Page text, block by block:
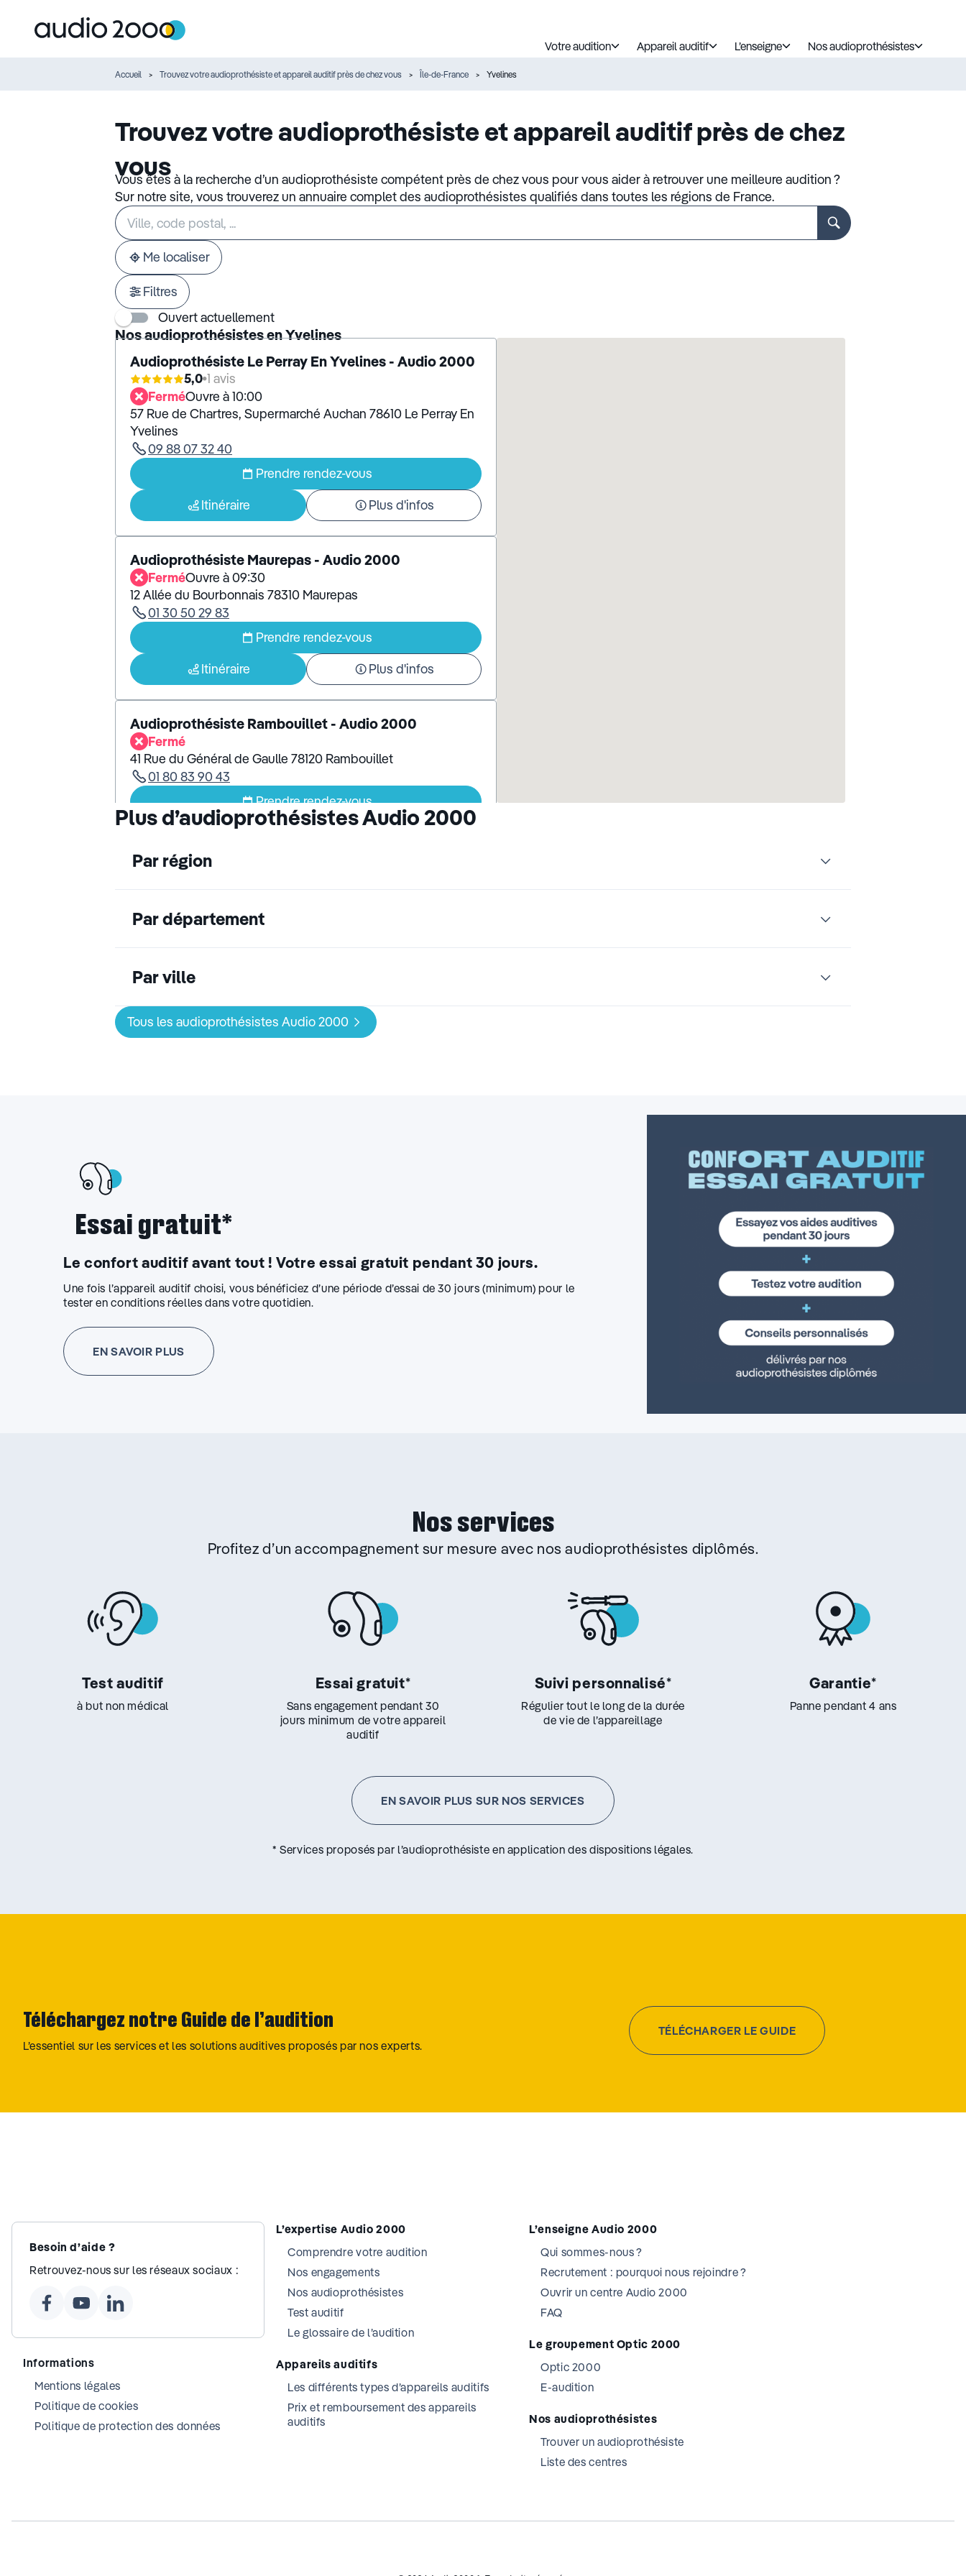
Votre audition Appareil auditif L’enseigne Nos audioprothésistes
Accueil Trouvez votre audioprothésiste et appareil auditif près de chez vous Île-de-France Yvelines
Trouvez votre audioprothésiste et appareil auditif près de chez
vous
Vous êtes à la recherche d’un audioprothésiste compétent près de chez vous pour vous aider à retrouver une meilleure audition ?
Sur notre site, vous trouverez un annuaire complet des audioprothésistes qualifiés dans toutes les régions de France.
Veuillez
renseigner
une
adresse
Me localiser
Filtres
Ouvert actuellement
Nos audioprothésistes en Yvelines
Audioprothésiste Le Perray En Yvelines - Audio 2000
5,0 1 avis
FerméOuvre à 10:00
57 Rue de Chartres, Supermarché Auchan 78610 Le Perray En
Yvelines
09 88 07 32 40
Prendre rendez-vous
Itinéraire
Plus d'infos
Audioprothésiste Maurepas - Audio 2000
FerméOuvre à 09:30
12 Allée du Bourbonnais 78310 Maurepas
01 30 50 29 83
Prendre rendez-vous
Itinéraire
Plus d'infos
Audioprothésiste Rambouillet - Audio 2000
Fermé
41 Rue du Général de Gaulle 78120 Rambouillet
01 80 83 90 43
Prendre rendez-vous
Itinéraire
Audioprothésiste Magny-les-Hameaux - Audio 2000
FerméOuvre à 09:30
01 81 73 02 26
Plus d’audioprothésistes Audio 2000
Par région
Par département
Par ville
Tous les audioprothésistes Audio 2000
Essai gratuit*
Le confort auditif avant tout ! Votre essai gratuit pendant 30 jours.
Une fois l’appareil auditif choisi, vous bénéficiez d’une période d’essai de 30 jours (minimum) pour le
tester en conditions réelles dans votre quotidien.
EN SAVOIR PLUS
Nos services
Profitez d’un accompagnement sur mesure avec nos audioprothésistes diplômés.
Test auditif
à but non médical
Essai gratuit*
Sans engagement pendant 30
jours minimum de votre appareil
auditif
Suivi personnalisé*
Régulier tout le long de la durée
de vie de l’appareillage
Garantie*
Panne pendant 4 ans
EN SAVOIR PLUS SUR NOS SERVICES
* Services proposés par l’audioprothésiste en application des dispositions légales.
Téléchargez notre Guide de l’audition
L’essentiel sur les services et les solutions auditives proposés par nos experts.
TÉLÉCHARGER LE GUIDE
Besoin d’aide ?
Retrouvez-nous sur les réseaux sociaux :
Informations
Mentions légales
Politique de cookies
Politique de protection des données
L’expertise Audio 2000
Comprendre votre audition
Nos engagements
Nos audioprothésistes
Test auditif
Le glossaire de l’audition
Appareils auditifs
Les différents types d’appareils auditifs
Prix et remboursement des appareils
auditifs
L’enseigne Audio 2000
Qui sommes-nous ?
Recrutement : pourquoi nous rejoindre ?
Ouvrir un centre Audio 2000
FAQ
Le groupement Optic 2000
Optic 2000
E-audition
Nos audioprothésistes
Trouver un audioprothésiste
Liste des centres